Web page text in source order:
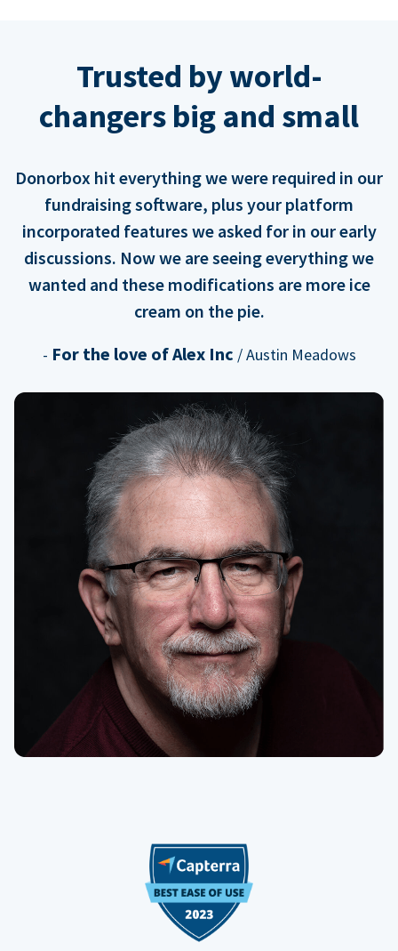
Trusted by world-
changers big and small
Donorbox hit everything we were required in our
fundraising software, plus your platform
incorporated features we asked for in our early
discussions. Now we are seeing everything we
wanted and these modifications are more ice
cream on the pie.
- For the love of Alex Inc / Austin Meadows